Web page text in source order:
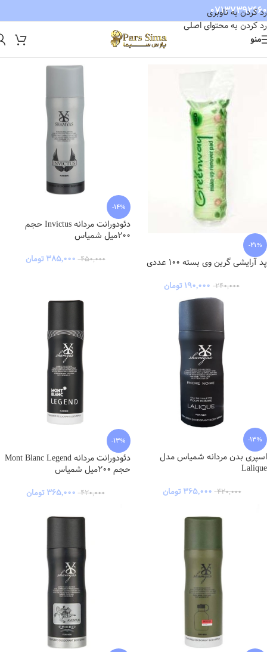
رد کردن به ناوبری
رد کردن به محتوای اصلی
07137392660
منو
-21%
پد آرایشی گرین وی بسته 100 عددی
۲۴۰,۰۰۰ ۱۹۰,۰۰۰ تومان
-14%
دئودورانت مردانه Invictus حجم
200میل شمیاس
۴۵۰,۰۰۰ ۳۸۵,۰۰۰ تومان
-13%
اسپری بدن مردانه شمیاس مدل
Lalique
۴۲۰,۰۰۰ ۳۶۵,۰۰۰ تومان
-13%
دئودورانت مردانه Mont Blanc Legend
حجم 200میل شمیاس
۴۲۰,۰۰۰ ۳۶۵,۰۰۰ تومان